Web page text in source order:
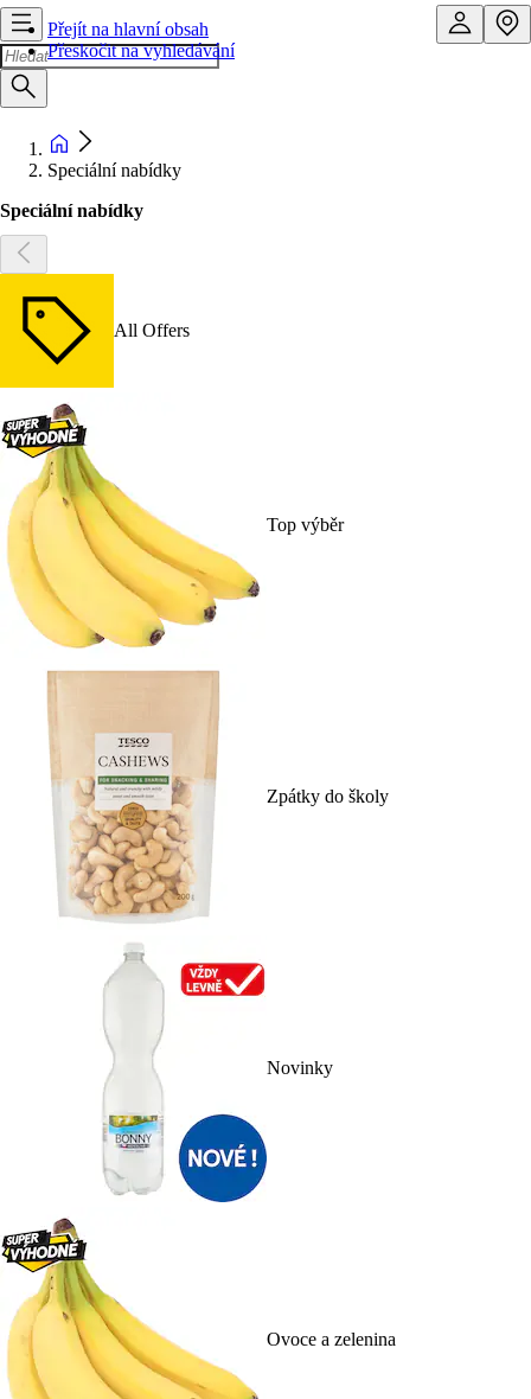
Přejít na hlavní obsah
Přeskočit na vyhledávání
Speciální nabídky
Speciální nabídky
All Offers
Top výběr
Zpátky do školy
Novinky
Ovoce a zelenina